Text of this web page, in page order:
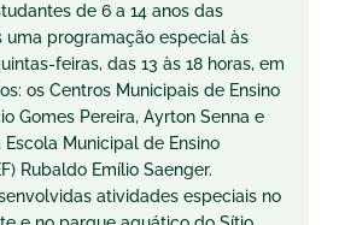
de 6 a 14 anos das
uma programação especial às
feiras, das 13 às 18 horas, em
os Centros Municipais de Ensino
Gomes Pereira, Ayrton Senna e
Escola Municipal de Ensino
Rubaldo Emílio Saenger.
atividades especiais no